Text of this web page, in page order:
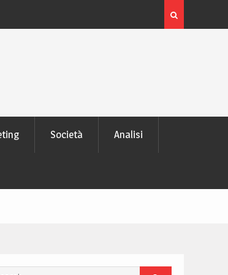
L’evoluzione delle schede video: dai pixel al Ray
moderno
Società Analisi